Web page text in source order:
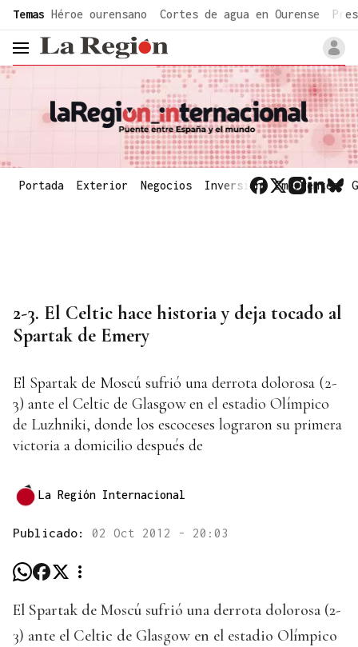
common.go-to-content
Temas Héroe ourensano Cortes de agua en Ourense
header.menu.open
Portada Exterior Negocios Inversión Emergentes
2-3. El Celtic hace historia y deja tocado al
Spartak de Emery
El Spartak de Moscú sufrió una derrota dolorosa (2-
3) ante el Celtic de Glasgow en el estadio Olímpico
de Luzhniki, donde los escoceses lograron su primera
victoria a domicilio después de
La Región Internacional
Publicado: 02 Oct 2012 - 20:03
El Spartak de Moscú sufrió una derrota dolorosa (2-
3) ante el Celtic de Glasgow en el estadio Olímpico